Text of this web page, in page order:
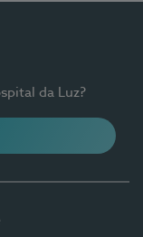
da Luz?